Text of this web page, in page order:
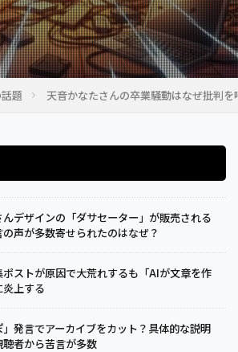
題 天音かなたさんの卒業騒動はなぜ批判
んデザインの「ダサセーター」が販売される
声が多数寄せられたのはなぜ？
ポストが原因で大荒れするも「AIが文章を作
上する
」発言でアーカイブをカット？具体的な説明
者から苦言が多数